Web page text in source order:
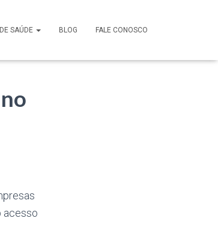
SAÚDE BLOG FALE CONOSCO
acesso